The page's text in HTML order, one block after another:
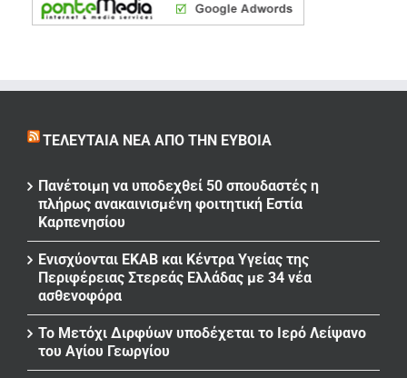
ΤΕΛΕΥΤΑΊΑ ΝΈΑ ΑΠΌ ΤΗΝ ΕΎΒΟΙΑ
Πανέτοιμη να υποδεχθεί 50 σπουδαστές η
πλήρως ανακαινισμένη φοιτητική Εστία
Καρπενησίου
Ενισχύονται ΕΚΑΒ και Κέντρα Υγείας της
Περιφέρειας Στερεάς Ελλάδας με 34 νέα
ασθενοφόρα
Το Μετόχι Διρφύων υποδέχεται το Ιερό Λείψανο
του Αγίου Γεωργίου